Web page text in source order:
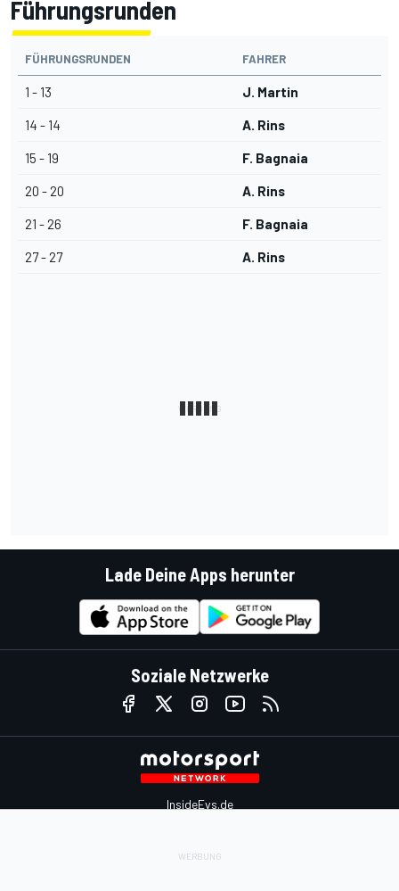
Führungsrunden
FÜHRUNGSRUNDEN FAHRER
1 - 13 J. Martin
14 - 14 A. Rins
15 - 19 F. Bagnaia
20 - 20 A. Rins
21 - 26 F. Bagnaia
27 - 27 A. Rins
Lade Deine Apps herunter
Soziale Netzwerke
InsideEvs.de
Motorsportstats.com